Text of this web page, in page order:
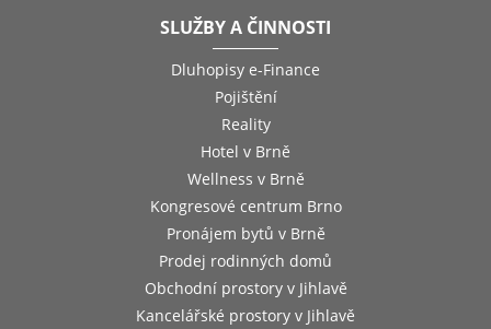
SLUŽBY A ČINNOSTI
Dluhopisy e-Finance
Pojištění
Reality
Hotel v Brně
Wellness v Brně
Kongresové centrum Brno
Pronájem bytů v Brně
Prodej rodinných domů
Obchodní prostory v Jihlavě
Kancelářské prostory v Jihlavě